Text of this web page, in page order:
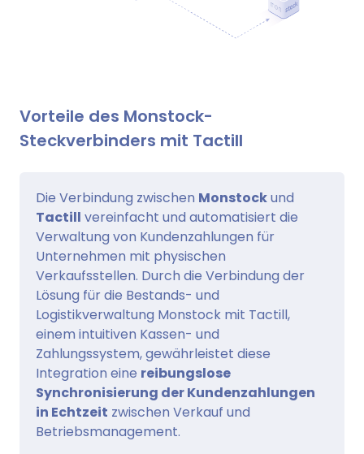
Vorteile des Monstock-
Steckverbinders mit Tactill
Die Verbindung zwischen Monstockund
Tactill vereinfacht und automatisiert die
Verwaltung von Kundenzahlungen für
Unternehmen mit physischen
Verkaufsstellen. Durch die Verbindung der
Lösung für die Bestands- und
Logistikverwaltung Monstock mit Tactill,
einem intuitiven Kassen- und
Zahlungssystem, gewährleistet diese
Integration eine reibungslose
Synchronisierung der Kundenzahlungen
in Echtzeit zwischen Verkauf und
Betriebsmanagement.